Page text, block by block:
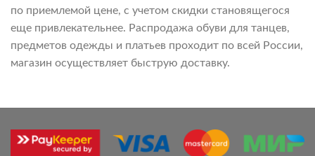
по приемлемой цене, с учетом скидки становящегося
еще привлекательнее. Распродажа обуви для танцев,
предметов одежды и платьев проходит по всей России,
магазин осуществляет быструю доставку.